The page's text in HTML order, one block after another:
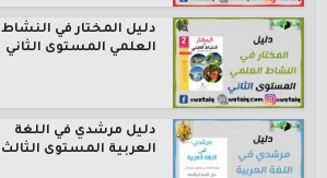
دليل المختار في النشاط
العلمي المستوى الثاني
دليل مرشدي في اللغة
العربية المستوى الثالث